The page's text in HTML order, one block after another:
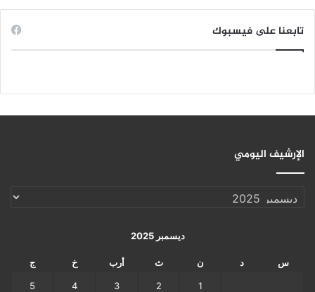
تابعنا على فيسبوك
الإرشيف اليومي
ديسمبر 2025
س د ن ث أرب خ ج
1
2
3
4
5